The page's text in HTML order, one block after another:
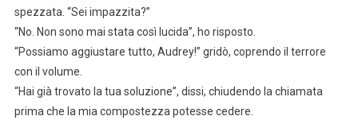
spezzata. “Sei impazzita?”
“No. Non sono mai stata così lucida”, ho risposto.
“Possiamo aggiustare tutto, Audrey!” gridò, coprendo il terrore
con il volume.
“Hai già trovato la tua soluzione”, dissi, chiudendo la chiamata
prima che la mia compostezza potesse cedere.